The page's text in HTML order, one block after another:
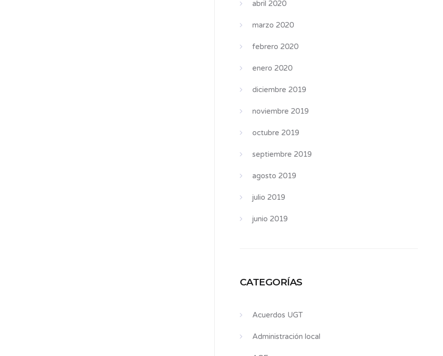
abril 2020
marzo 2020
febrero 2020
enero 2020
diciembre 2019
noviembre 2019
octubre 2019
septiembre 2019
agosto 2019
julio 2019
junio 2019
CATEGORÍAS
Acuerdos UGT
Administración local